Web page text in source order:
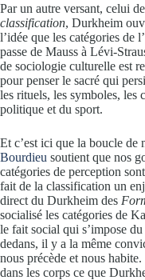
Par un autre versant, celui
classification, Durkheim
l’idée que les catégories de
passe de Mauss à Lévi-
de sociologie culturelle est
pour penser le sacré qui
les rituels, les symboles, les
politique et du sport.
Et c’est ici que la boucle de
Bourdieu soutient que nos
catégories de perception
fait de la classification un
direct du Durkheim des
socialisé les catégories de
le fait social qui s’impose du
dedans, il y a la même
nous précède et nous
dans les corps ce que